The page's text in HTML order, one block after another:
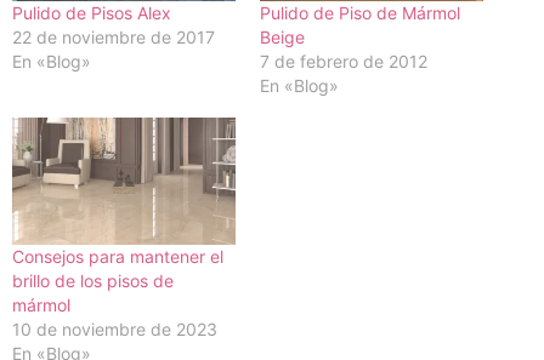
Pulido de Pisos Alex
22 de noviembre de 2017
En «Blog»
Pulido de Piso de Mármol
Beige
7 de febrero de 2012
En «Blog»
Consejos para mantener el
brillo de los pisos de
mármol
10 de noviembre de 2023
En «Blog»